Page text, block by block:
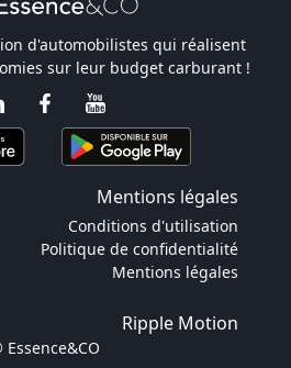
d'automobilistes qui réalisent
sur leur budget carburant !
Mentions légales
Conditions d'utilisation
Politique de confidentialité
Mentions légales
Ripple Motion